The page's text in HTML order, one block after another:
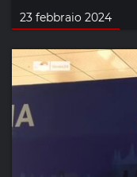
23 febbraio 2024